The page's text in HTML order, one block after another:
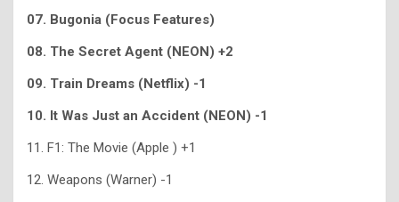
07. Bugonia (Focus Features)
08. The Secret Agent (NEON) +2
09. Train Dreams (Netflix) -1
10. It Was Just an Accident (NEON) -1
11. F1: The Movie (Apple ) +1
12. Weapons (Warner) -1